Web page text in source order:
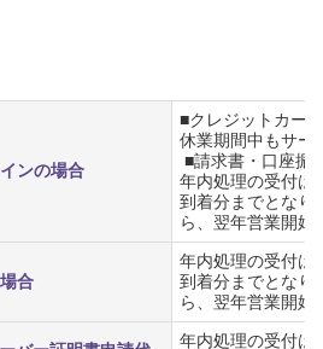
ンの場合
■クレジットカー
休業期間中もサー
■請求書・口座振
年内処理の受付は
到着分までとなり
ら、翌年営業開始
合
年内処理の受付は
到着分までとなり
ら、翌年営業開始
年内処理の受付は